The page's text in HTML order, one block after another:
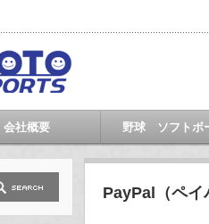
会社概要 野球 ソフトボ
PayPal（ペイ